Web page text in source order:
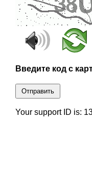
Введите код с
Отправить
Your support ID is: